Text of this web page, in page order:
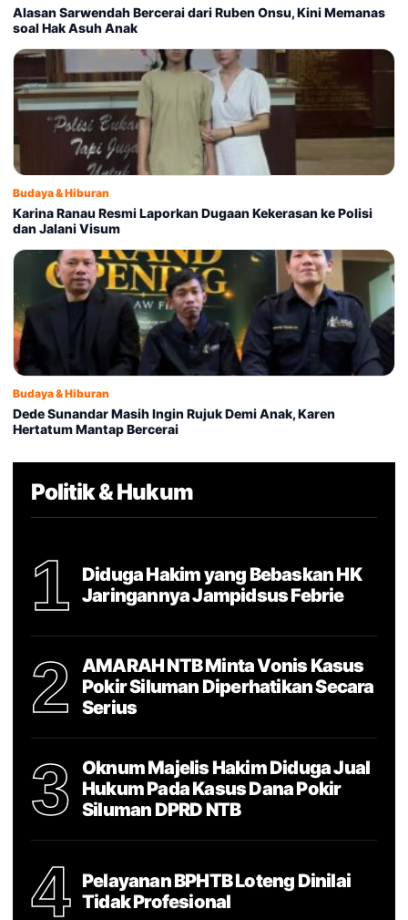
Alasan Sarwendah Bercerai dari Ruben Onsu, Kini Memanas
soal Hak Asuh Anak
Budaya & Hiburan
Karina Ranau Resmi Laporkan Dugaan Kekerasan ke Polisi
dan Jalani Visum
Budaya & Hiburan
Dede Sunandar Masih Ingin Rujuk Demi Anak, Karen
Hertatum Mantap Bercerai
Politik & Hukum
1
Diduga Hakim yang Bebaskan HK
Jaringannya Jampidsus Febrie
2
AMARAH NTB Minta Vonis Kasus
Pokir Siluman Diperhatikan Secara
Serius
3
Oknum Majelis Hakim Diduga Jual
Hukum Pada Kasus Dana Pokir
Siluman DPRD NTB
4
Pelayanan BPHTB Loteng Dinilai
Tidak Profesional